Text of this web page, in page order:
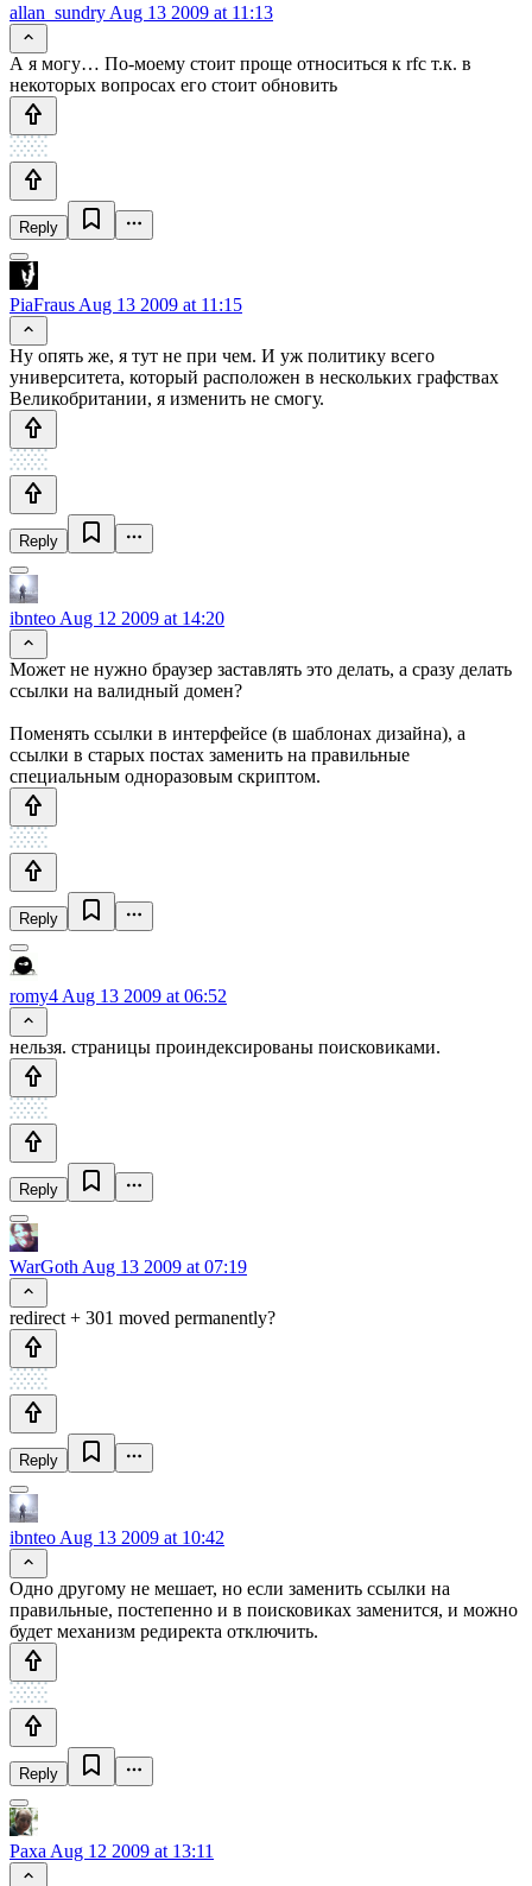
allan_sundry Aug 13 2009 at 11:13
А я могу… По-моему стоит проще относиться к rfc т.к. в
некоторых вопросах его стоит обновить
Reply
PiaFraus Aug 13 2009 at 11:15
Ну опять же, я тут не при чем. И уж политику всего
университета, который расположен в нескольких графствах
Великобритании, я изменить не смогу.
Reply
ibnteo Aug 12 2009 at 14:20
Может не нужно браузер заставлять это делать, а сразу делать
ссылки на валидный домен?
Поменять ссылки в интерфейсе (в шаблонах дизайна), а
ссылки в старых постах заменить на правильные
специальным одноразовым скриптом.
Reply
romy4 Aug 13 2009 at 06:52
нельзя. страницы проиндексированы поисковиками.
Reply
WarGoth Aug 13 2009 at 07:19
redirect + 301 moved permanently?
Reply
ibnteo Aug 13 2009 at 10:42
Одно другому не мешает, но если заменить ссылки на
правильные, постепенно и в поисковиках заменится, и можно
будет механизм редиректа отключить.
Reply
Paxa Aug 12 2009 at 13:11